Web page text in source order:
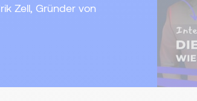
Zell, Gründer von